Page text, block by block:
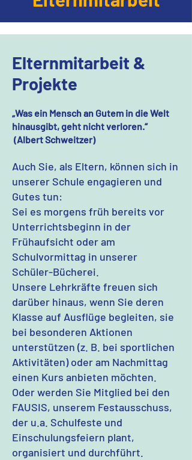
Elternmitarbeit &
Projekte
„Was ein Mensch an Gutem in die Welt
hinausgibt, geht nicht verloren.“
(Albert Schweitzer)
Auch Sie, als Eltern, können sich in
unserer Schule engagieren und
Gutes tun:
Sei es morgens früh bereits vor
Unterrichtsbeginn in der
Frühaufsicht oder am
Schulvormittag in unserer
Schüler-Bücherei.
Unsere Lehrkräfte freuen sich
darüber hinaus, wenn Sie deren
Klasse auf Ausflüge begleiten, sie
bei besonderen Aktionen
unterstützen (z. B. bei sportlichen
Aktivitäten) oder am Nachmittag
einen Kurs anbieten möchten.
Oder werden Sie Mitglied bei den
FAUSIS, unserem Festausschuss,
der u.a. Schulfeste und
Einschulungsfeiern plant,
organisiert und durchführt.